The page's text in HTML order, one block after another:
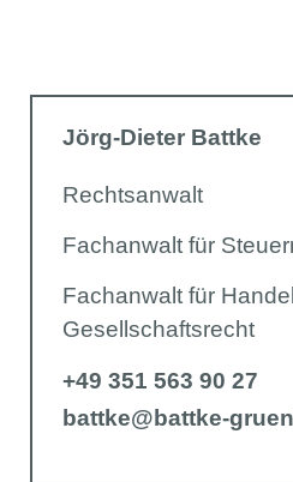
Jörg-Dieter Battke
Rechtsanwalt
Fachanwalt für
Fachanwalt für
Gesellschaftsrecht
+49 351 563 90 27
battke@battke-